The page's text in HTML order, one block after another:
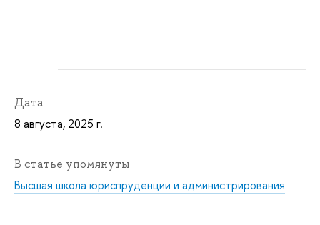
Дата
8 августа, 2025 г.
В статье упомянуты
Высшая школа юриспруденции и администрирования